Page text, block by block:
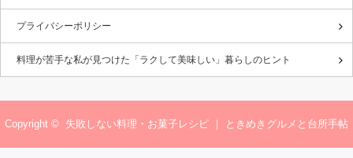
プライバシーポリシー
料理が苦手な私が見つけた「ラクして美味しい」暮らしのヒント
Copyright © 失敗しない料理・お菓子レシピ ｜ ときめきグルメと台所手帖